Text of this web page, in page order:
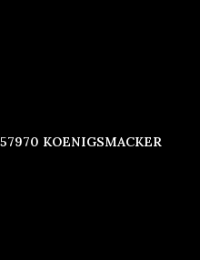
KOENIGSMACKER